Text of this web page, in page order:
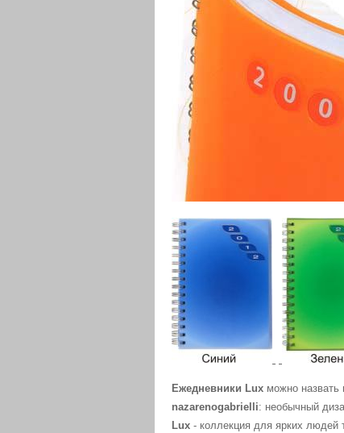
Ежедневники Lux можно назвать
nazarenogabrielli: необычный
Lux - коллекция для ярких людей